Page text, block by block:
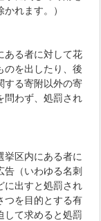
れます。）
ある者に対して花
のを出したり、後
する寄附以外の寄
問わず、処罰され
区内にある者に
（いわゆる名刺
に出すと処罰され
つを目的とする有
して求めると処罰